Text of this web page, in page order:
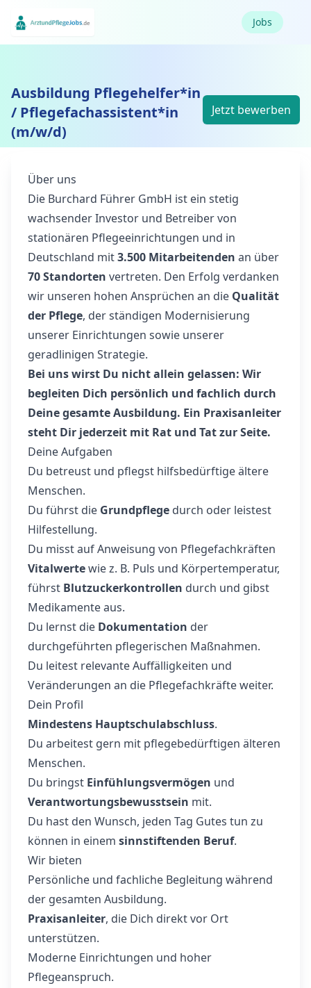
Jobs
Ausbildung Pflegehelfer*in
/ Pflegefachassistent*in
(m/w/d)
Jetzt bewerben
Über uns
Die Burchard Führer GmbH ist ein stetig
wachsender Investor und Betreiber von
stationären Pflegeeinrichtungen und in
Deutschland mit3.500 Mitarbeitenden an über
70 Standorten vertreten. Den Erfolg verdanken
wir unseren hohen Ansprüchen an die Qualität
der Pflege, der ständigen Modernisierung
unserer Einrichtungen sowie unserer
geradlinigen Strategie.
Bei uns wirst Du nicht allein gelassen: Wir
begleiten Dich persönlich und fachlich durch
Deine gesamte Ausbildung. Ein Praxisanleiter
steht Dir jederzeit mit Rat und Tat zur Seite.
Deine Aufgaben
Du betreust und pflegst hilfsbedürftige ältere
Menschen.
Du führst die Grundpflege durch oder leistest
Hilfestellung.
Du misst auf Anweisung von Pflegefachkräften
Vitalwertewie z. B. Puls und Körpertemperatur,
führst Blutzuckerkontrollen durch und gibst
Medikamente aus.
Du lernst die Dokumentation der
durchgeführten pflegerischen Maßnahmen.
Du leitest relevante Auffälligkeiten und
Veränderungen an die Pflegefachkräfte weiter.
Dein Profil
Mindestens Hauptschulabschluss.
Du arbeitest gern mit pflegebedürftigen älteren
Menschen.
Du bringst Einfühlungsvermögen und
Verantwortungsbewusstsein mit.
Du hast den Wunsch, jeden Tag Gutes tun zu
können in einem sinnstiftenden Beruf.
Wir bieten
Persönliche und fachliche Begleitung während
der gesamten Ausbildung.
Praxisanleiter, die Dich direkt vor Ort
unterstützen.
Moderne Einrichtungen und hoher
Pflegeanspruch.